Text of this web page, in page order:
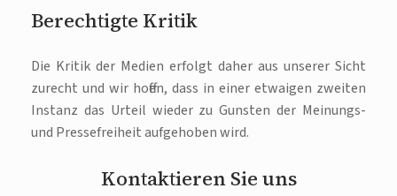
Berechtigte Kritik
Die Kritik der Medien erfolgt daher aus unserer Sicht
zurecht und wir hoffen, dass in einer etwaigen zweiten
Instanz das Urteil wieder zu Gunsten der Meinungs-
und Pressefreiheit aufgehoben wird.
Kontaktieren Sie uns